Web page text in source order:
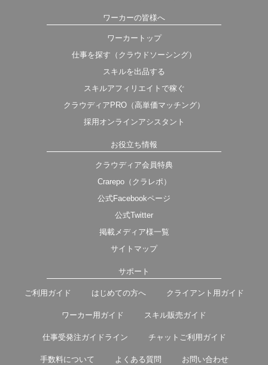
ワーカーの皆様へ
ワーカートップ
仕事を探す（クラウドソーシング）
スキルを出品する
スキルアフィリエイトで稼ぐ
クラウディアPRO（高単価マッチング）
採用オンラインアシスタント
お役立ち情報
クラウディア会員特典
Crarepo（クラレポ）
公式Facebookページ
公式Twitter
掲載メディア様一覧
サイトマップ
サポート
ご利用ガイド はじめての方へ クライアント用ガイド
ワーカー用ガイド スキル販売ガイド
仕事受発注ガイドライン チャットご利用ガイド
手数料について よくある質問 お問い合わせ